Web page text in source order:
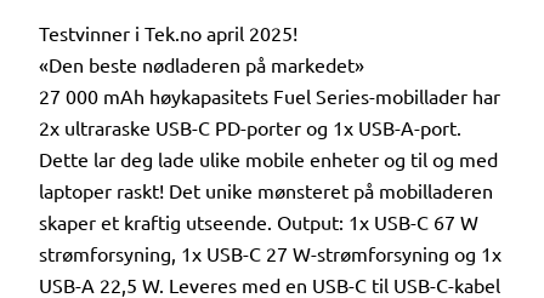
Testvinner i Tek.no april 2025!
«Den beste nødladeren på markedet»
27 000 mAh høykapasitets Fuel Series-mobillader har
2x ultraraske USB-C PD-porter og 1x USB-A-port.
Dette lar deg lade ulike mobile enheter og til og med
laptoper raskt! Det unike mønsteret på mobilladeren
skaper et kraftig utseende. Output: 1x USB-C 67 W
strømforsyning, 1x USB-C 27 W-strømforsyning og 1x
USB-A 22,5 W. Leveres med en USB-C til USB-C-kabel